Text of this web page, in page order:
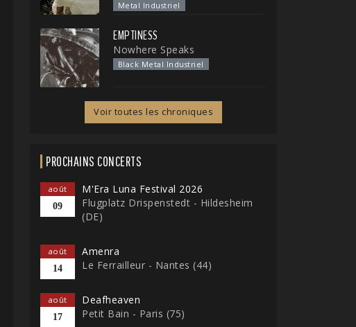
Metal Industriel
EMPTINESS
Nowhere Speaks
Black Metal Industriel
Voir toutes les chroniques
PROCHAINS CONCERTS
août
09
M'Era Luna Festival 2026
Flugplatz Drispenstedt - Hildesheim
(DE)
août
14
Amenra
Le Ferrailleur - Nantes (44)
août
17
Deafheaven
Petit Bain - Paris (75)